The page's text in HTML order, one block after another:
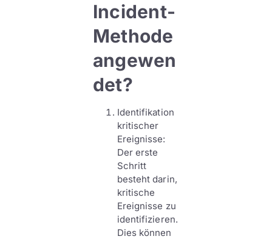
Incident-
Methode
angewen
det?
Identifikation
kritischer
Ereignisse:
Der erste
Schritt
besteht darin,
kritische
Ereignisse zu
identifizieren.
Dies können